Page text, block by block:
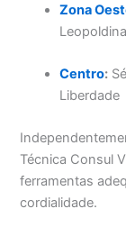
Zona
Centro:
Liberdade
Técnica Consul
ferramentas
cordialidade.